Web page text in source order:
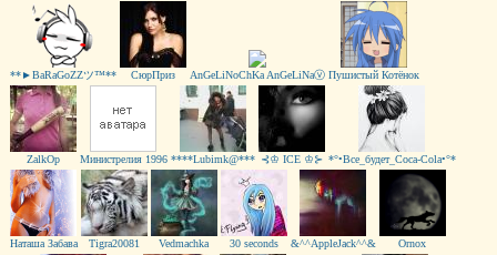
**►BaRaGoZZツ™** СюрПриз AnGeLiNoChKa AnGeLiNaⓥ Пушистый Котёнок
ZalkOp Министрелия 1996 ****Lubimk@*** ⊰♔ ICE ♔⊱ *°•Все_будет_Coca-Cola•°*
Наташа Забава Tigra20081 Vedmachka 30 seconds &^^AppleJack^^& Ornox